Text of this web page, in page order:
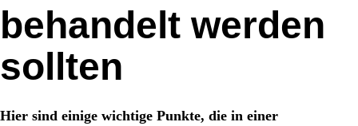
behandelt werden
sollten
Hier sind einige wichtige Punkte, die in einer